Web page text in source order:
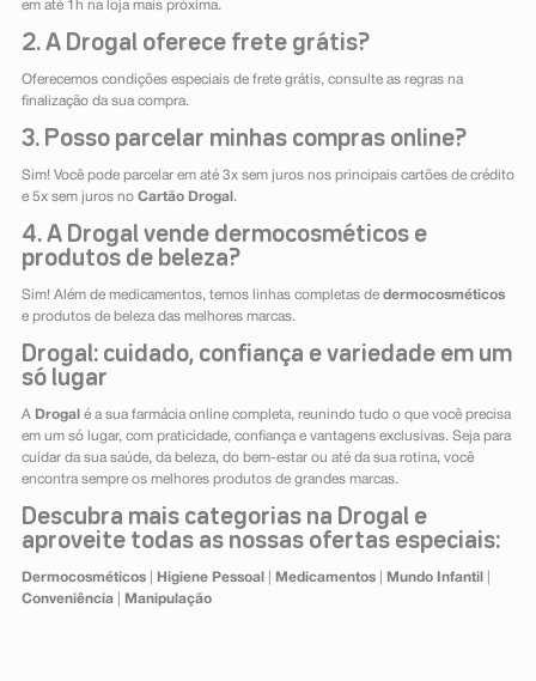
em até 1h na loja mais próxima.
2. A Drogal oferece frete grátis?
Oferecemos condições especiais de frete grátis, consulte as regras na
finalização da sua compra.
3. Posso parcelar minhas compras online?
Sim! Você pode parcelar em até 3x sem juros nos principais cartões de crédito
e 5x sem juros no Cartão Drogal .
4. A Drogal vende dermocosméticos e
produtos de beleza?
Sim! Além de medicamentos, temos linhas completas de dermocosméticos
e produtos de beleza das melhores marcas.
Drogal: cuidado, confiança e variedade em um
só lugar
A Drogal é a sua farmácia online completa, reunindo tudo o que você precisa
em um só lugar, com praticidade, confiança e vantagens exclusivas. Seja para
cuidar da sua saúde, da beleza, do bem-estar ou até da sua rotina, você
encontra sempre os melhores produtos de grandes marcas.
Descubra mais categorias na Drogal e
aproveite todas as nossas ofertas especiais:
Dermocosméticos| Higiene Pessoal Medicamentos| Mundo Infantil
Conveniência| Manipulação